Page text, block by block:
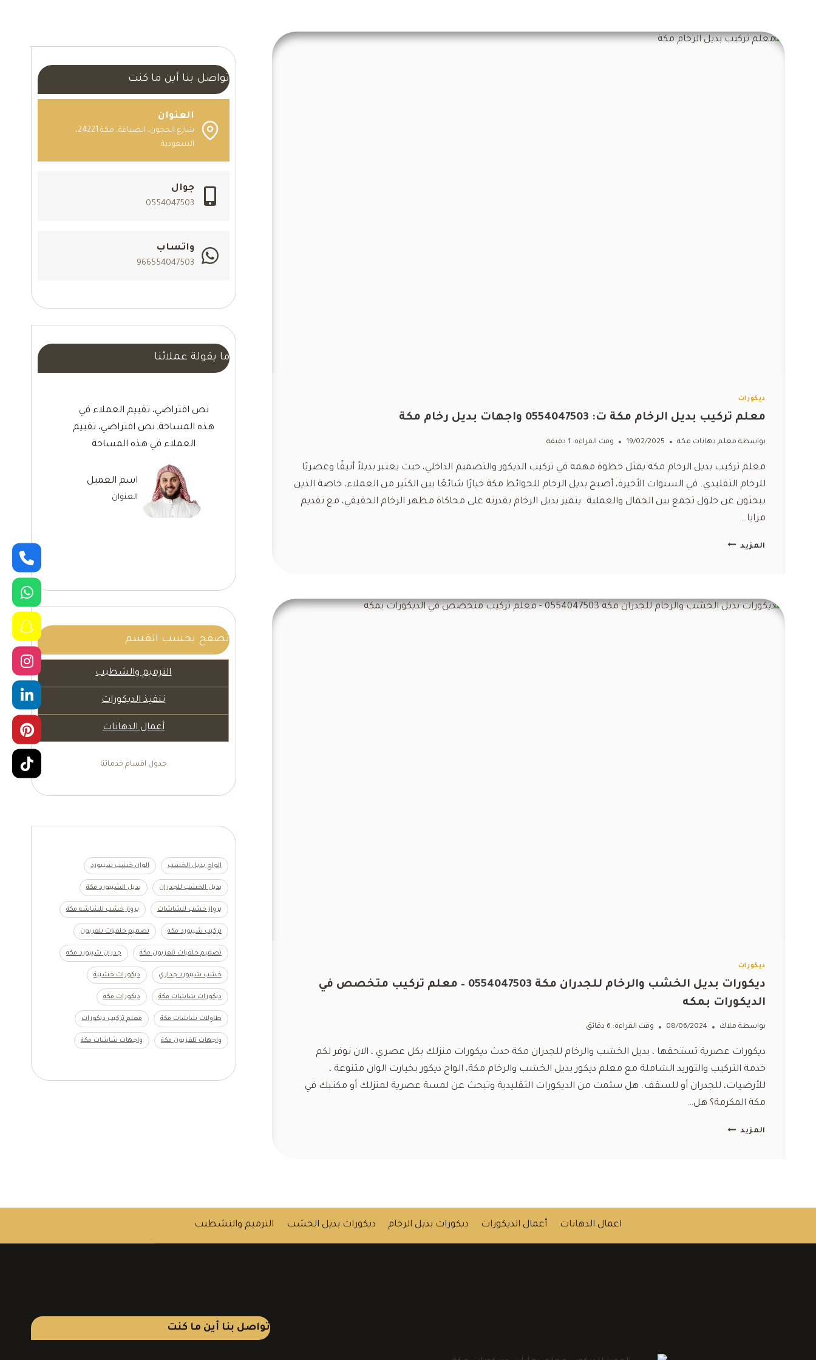
ديكورات
معلم تركيب بديل الرخام مكة ت: 0554047503 واجهات بديل رخام مكة
بواسطة معلم دهانات مكة 19/02/2025 وقت القراءة: دقيقة
معلم تركيب بديل الرخام مكة يمثل خطوة مهمه في تركيب الديكور والتصميم الداخلي، حيث يعتبر بديلاً أنيقًا وعصريًا
للرخام التقليدي. في السنوات الأخيرة، أصبح بديل الرخام للحوائط مكة خيارًا شائعًا بين الكثير من العملاء، خاصة الذين
يبحثون عن حلول تجمع بين الجمال والعملية. يتميز بديل الرخام بقدرته على محاكاة مظهر الرخام الحقيقي، مع تقديم
مزايا…
المزيد معلم
مكة
ديكورات
ديكورات بديل الخشب والرخام للجدران مكة 0554047503 – معلم تركيب متخصص في
الديكورات بمكه
بواسطة ملاك 08/06/2024 وقت القراءة: دقائق
ديكورات عصرية تستحقها ، بديل الخشب والرخام للجدران مكة حدث ديكورات منزلك بكل عصري ، الان نوفر لكم
خدمة التركيب والتوريد الشاملة مع معلم ديكور بديل الخشب والرخام مكة، الواح ديكور بخيارت الوان متنوعة ،
للأرضيات، للجدران أو للسقف. هل سئمت من الديكورات التقليدية وتبحث عن لمسة عصرية لمنزلك أو مكتبك في
مكة المكرمة؟ هل…
المزيد ديكورات
تواصل بنا أين ما كنت
العنوان
شارع الحجون، الضيافة، مكة 24221،
السعودية
جوال
0554047503
واتساب
966554047503
ما يقولة عملائنا
نص افتراضي، تقييم العملاء في
هذه المساحةـ نص افتراضي، تقييم
العملاء في هذه المساحة
اسم العميل
العنوان
تصفح بحسب القسم
الترميم والشطيب
تنفيذ الديكورات
أعمال الدهانات
جدول اقسام خدماتنا
الواح بديل الخشب الوان خشب شيبورد
بديل الخشب للجدران بديل الشيبورد مكة
برواز خشب للشاشات برواز خشب للشاشه مكة
تركيب شيبورد مكه تصميم خلفيات تلفزيون
تصميم خلفيات تلفزيون مكة جدران شيبورد مكه
خشب شيبورد جداري ديكورات خشبية
ديكورات شاشات مكة ديكورات مكه
طاولات شاشات مكة معلم تركيب ديكورات
واجهات تلفزيون مكة واجهات شاشات مكة
اعمال الدهانات أعمال الديكورات ديكورات بديل الرخام ديكورات بديل الخشب الترميم والتشطيب
تواصل بنا أين ما كنت